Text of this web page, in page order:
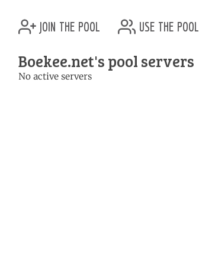
join the pool use the pool
Boekee.net's pool servers
No active servers